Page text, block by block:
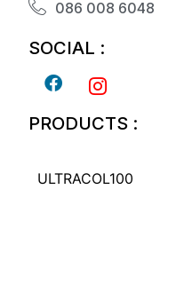
086 008 6048
SOCIAL :
PRODUCTS :
ULTRACOL100